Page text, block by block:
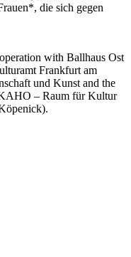
die sich gegen
with Ballhaus Ost
Frankfurt am
und Kunst and the
– Raum für Kultur